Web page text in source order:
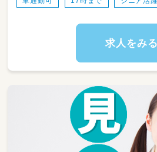
◇お部屋の清掃や、おも
◇季節の行事やイベント
求人をみる